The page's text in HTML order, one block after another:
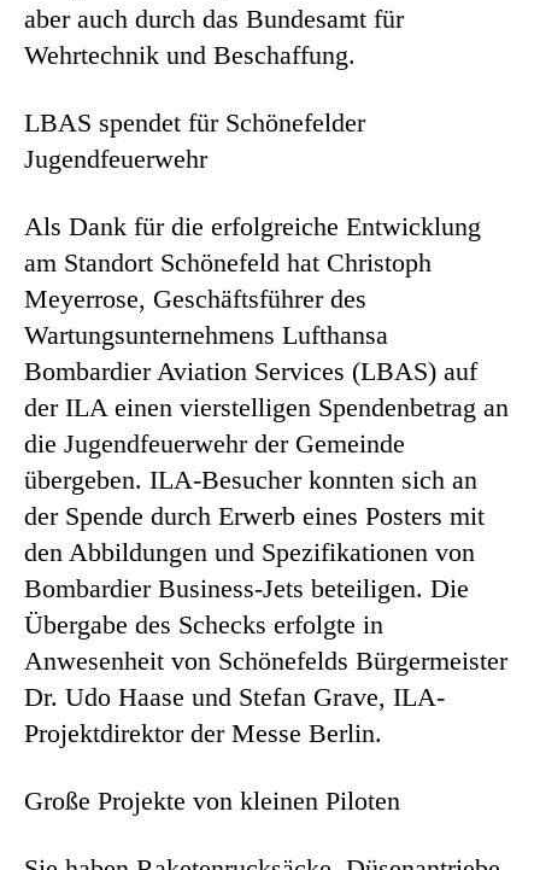
aber auch durch das Bundesamt für
Wehrtechnik und Beschaffung.
LBAS spendet für Schönefelder
Jugendfeuerwehr
Als Dank für die erfolgreiche Entwicklung
am Standort Schönefeld hat Christoph
Meyerrose, Geschäftsführer des
Wartungsunternehmens Lufthansa
Bombardier Aviation Services (LBAS) auf
der ILA einen vierstelligen Spendenbetrag an
die Jugendfeuerwehr der Gemeinde
übergeben. ILA-Besucher konnten sich an
der Spende durch Erwerb eines Posters mit
den Abbildungen und Spezifikationen von
Bombardier Business-Jets beteiligen. Die
Übergabe des Schecks erfolgte in
Anwesenheit von Schönefelds Bürgermeister
Dr. Udo Haase und Stefan Grave, ILA-
Projektdirektor der Messe Berlin.
Große Projekte von kleinen Piloten